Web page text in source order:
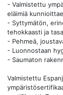
- Valmistettu
eläimiä
- Syttymätön,
tehokkaasti ja
- Pehmeä,
- Luonnostaan
- Saumaton
Valmistettu